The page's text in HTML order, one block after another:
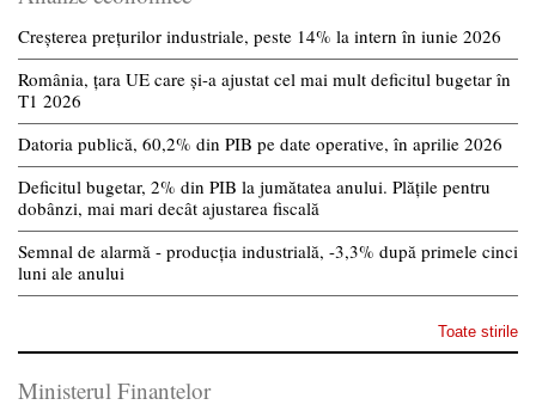
Creșterea prețurilor industriale, peste 14% la intern în iunie 2026
România, țara UE care și-a ajustat cel mai mult deficitul bugetar în
T1 2026
Datoria publică, 60,2% din PIB pe date operative, în aprilie 2026
Deficitul bugetar, 2% din PIB la jumătatea anului. Plățile pentru
dobânzi, mai mari decât ajustarea fiscală
Semnal de alarmă - producția industrială, -3,3% după primele cinci
luni ale anului
Toate stirile
Ministerul Finantelor